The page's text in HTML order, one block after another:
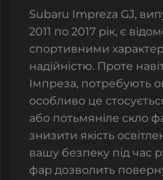
Subaru Impreza GJ,
2011 по 2017 рік, є
спортивними
надійністю. Проте
Імпреза, потребують
особливо це
або потьмяніле скло
знизити якість
вашу безпеку під час
фар дозволить